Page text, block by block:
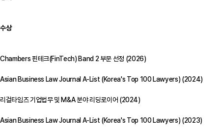
수상
Chambers 핀테크(FinTech) Band 2 부문 선정 (2026)
Asian Business Law Journal A-List (Korea's Top 100 Lawyers) (2024)
리걸타임즈 기업법무 및 M&A 분야 리딩로이어 (2024)
Asian Business Law Journal A-List (Korea's Top 100 Lawyers) (2023)